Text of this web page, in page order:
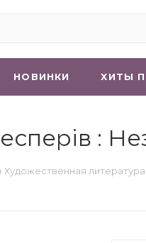
НОВИНКИ ХИТЫ
:
Художественная литература